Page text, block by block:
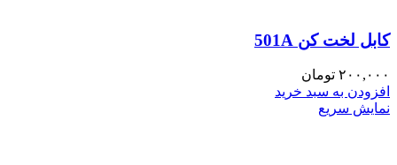
کابل لخت کن 501A
۲۰۰,۰۰۰ تومان
افزودن به سبد خرید
نمایش سریع